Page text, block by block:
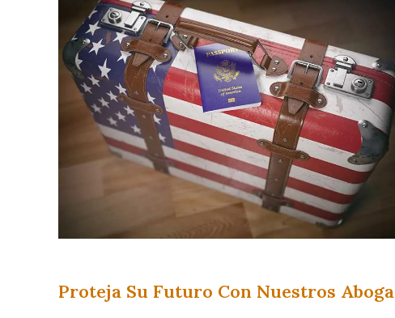
Proteja Su Futuro Con Nuestros